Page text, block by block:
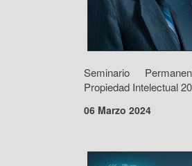
Seminario
Propiedad Intelectual
06 Marzo 2024